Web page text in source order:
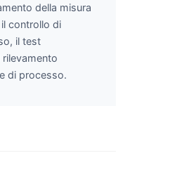
della misura
controllo di
il test
di processo.